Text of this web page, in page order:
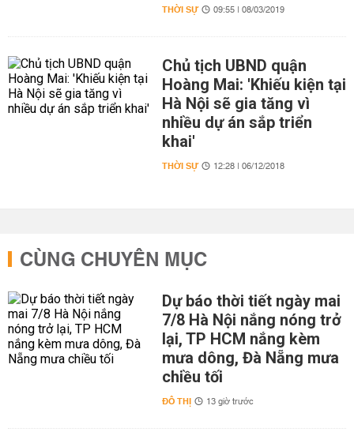
THỜI SỰ 09:55 | 08/03/2019
Chủ tịch UBND quận
Hoàng Mai: 'Khiếu kiện tại
Hà Nội sẽ gia tăng vì
nhiều dự án sắp triển
khai'
THỜI SỰ 12:28 | 06/12/2018
CÙNG CHUYÊN MỤC
Dự báo thời tiết ngày mai
7/8 Hà Nội nắng nóng trở
lại, TP HCM nắng kèm
mưa dông, Đà Nẵng mưa
chiều tối
ĐÔ THỊ 13 giờ trước